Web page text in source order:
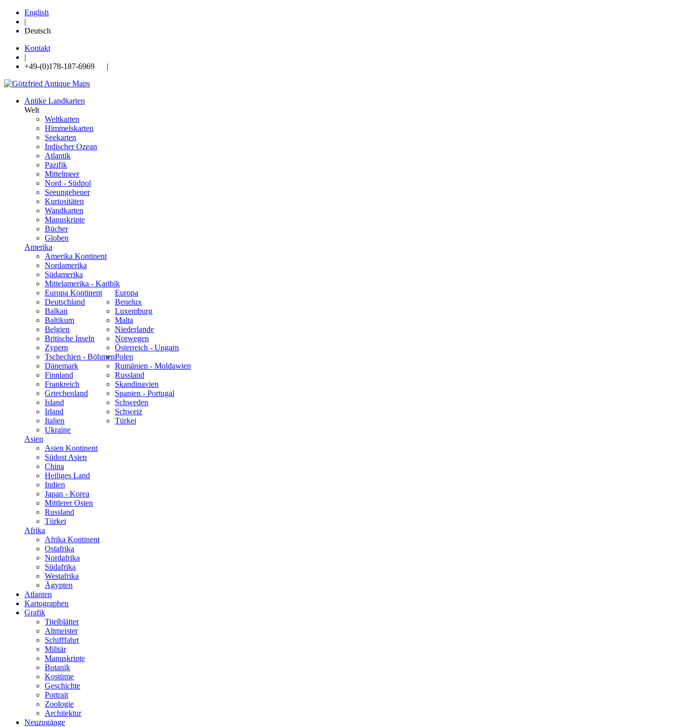
English
|
Deutsch
Kontakt
|
+49-(0)178-187-6969 |
Antike Landkarten
Welt
Weltkarten
Himmelskarten
Seekarten
Indischer Ozean
Atlantik
Pazifik
Mittelmeer
Nord - Südpol
Seeungeheuer
Kuriositäten
Wandkarten
Manuskripte
Bücher
Globen
Amerika
Amerika Kontinent
Nordamerika
Südamerika
Mittelamerika - Karibik
Europa
Europa Kontinent
Deutschland
Balkan
Baltikum
Belgien
Britische Inseln
Zypern
Tschechien - Böhmen
Dänemark
Finnland
Frankreich
Griechenland
Island
Irland
Italien
Benelux
Luxemburg
Malta
Niederlande
Norwegen
Österreich - Ungarn
Polen
Rumänien - Moldawien
Russland
Skandinavien
Spanien - Portugal
Schweden
Schweiz
Türkei
Ukraine
Asien
Asien Kontinent
Südost Asien
China
Heiliges Land
Indien
Japan - Korea
Mittlerer Osten
Russland
Türkei
Afrika
Afrika Kontinent
Ostafrika
Nordafrika
Südafrika
Westafrika
Ägypten
Atlanten
Kartographen
Grafik
Titelblätter
Altmeister
Schifffahrt
Militär
Manuskripte
Botanik
Kostüme
Geschichte
Portrait
Zoologie
Architektur
Neuzugänge